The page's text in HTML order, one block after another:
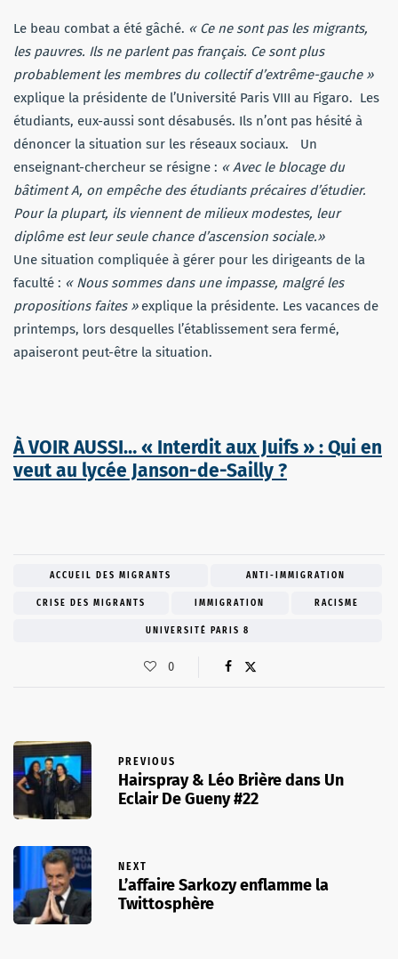
Le beau combat a été gâché. « Ce ne sont pas les migrants,
les pauvres. Ils ne parlent pas français. Ce sont plus
probablement les membres du collectif d’extrême-gauche »
explique la présidente de l’Université Paris VIII au Figaro. Les
étudiants, eux-aussi sont désabusés. Ils n’ont pas hésité à
dénoncer la situation sur les réseaux sociaux.
Un
enseignant-chercheur se résigne : « Avec le blocage du
bâtiment A, on empêche des étudiants précaires d’étudier.
Pour la plupart, ils viennent de milieux modestes, leur
diplôme est leur seule chance d’ascension sociale.»
Une situation compliquée à gérer pour les dirigeants de la
faculté : « Nous sommes dans une impasse, malgré les
propositions faites »explique la présidente. Les vacances de
printemps, lors desquelles l’établissement sera fermé,
apaiseront peut-être la situation.
À VOIR AUSSI… « Interdit aux Juifs » : Qui en
veut au lycée Janson-de-Sailly ?
ACCUEIL DES MIGRANTS ANTI-IMMIGRATION
CRISE DES MIGRANTS IMMIGRATION RACISME
UNIVERSITÉ PARIS 8
0
PREVIOUS
Hairspray & Léo Brière dans Un
Eclair De Gueny #22
NEXT
L’affaire Sarkozy enflamme la
Twittosphère